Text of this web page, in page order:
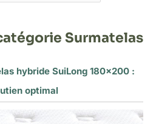
Surmatelas
hybride SuiLong 180×200 :
optimal